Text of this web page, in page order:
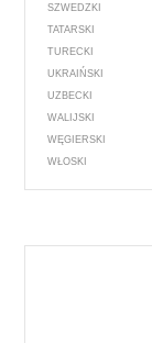
SZWEDZKI
TATARSKI
TURECKI
UKRAIŃSKI
UZBECKI
WALIJSKI
WĘGIERSKI
WŁOSKI